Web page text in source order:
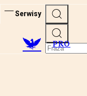
Serwisy
PRO